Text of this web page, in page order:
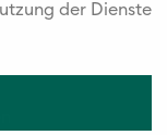
der Dienste